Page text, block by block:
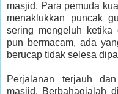
masjid. Para pemuda
menaklukkan puncak
sering mengeluh
pun bermacam, ada
berucap tidak selesa
Perjalanan terjauh
masjid. Berbahagialah